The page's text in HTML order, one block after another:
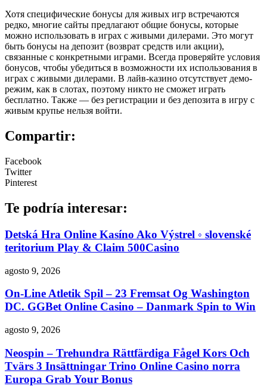
Хотя специфические бонусы для живых игр встречаются
редко, многие сайты предлагают общие бонусы, которые
можно использовать в играх с живыми дилерами. Это могут
быть бонусы на депозит (возврат средств или акции),
связанные с конкретными играми. Всегда проверяйте условия
бонусов, чтобы убедиться в возможности их использования в
играх с живыми дилерами. В лайв-казино отсутствует демо-
режим, как в слотах, поэтому никто не сможет играть
бесплатно. Также — без регистрации и без депозита в игру с
живым крупье нельзя войти.
Compartir:
Facebook
Twitter
Pinterest
Te podría interesar:
Detská Hra Online Kasíno Ako Výstrel ◦ slovenské
teritorium Play & Claim 500Casino
agosto 9, 2026
On-Line Atletik Spil – 23 Fremsat Og Washington
DC. GGBet Online Casino – Danmark Spin to Win
agosto 9, 2026
Neospin – Trehundra Rättfärdiga Fågel Kors Och
Tvärs 3 Insättningar Trino Online Casino norra
Europa Grab Your Bonus